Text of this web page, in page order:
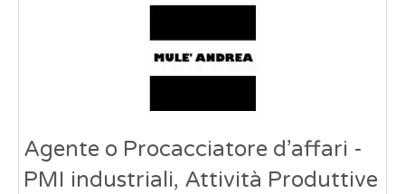
Agente o Procacciatore d’affari -
PMI industriali, Attività Produttive